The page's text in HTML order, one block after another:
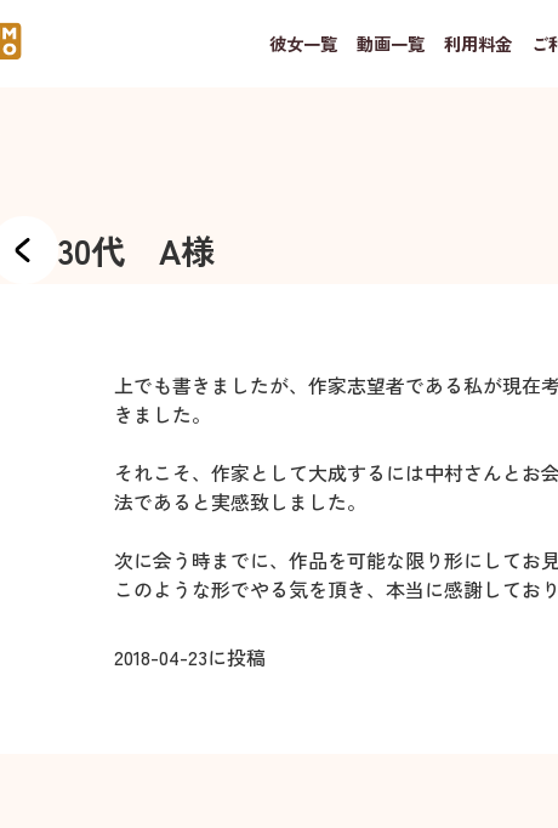
彼女一覧 動画一覧 利用料金 ご
30代 A様
上でも書きましたが、作家志望者である私が現在
きました。
それこそ、作家として大成するには中村さんとお
法であると実感致しました。
次に会う時までに、作品を可能な限り形にしてお
このような形でやる気を頂き、本当に感謝しており
2018-04-23に投稿